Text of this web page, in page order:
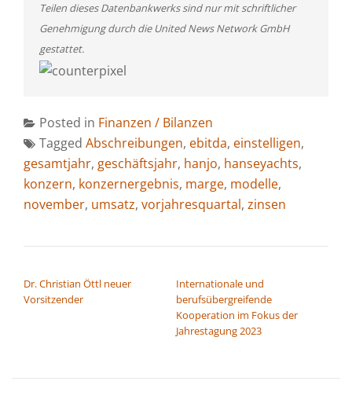
Teilen dieses Datenbankwerks sind nur mit schriftlicher
Genehmigung durch die United News Network GmbH
gestattet.
Posted in Finanzen / Bilanzen
Tagged Abschreibungen, ebitda, einstelligen,
gesamtjahr, geschäftsjahr, hanjo, hanseyachts,
konzern, konzernergebnis, marge, modelle,
november, umsatz, vorjahresquartal, zinsen
Dr. Christian Öttl neuer
Vorsitzender
Internationale und
berufsübergreifende
Kooperation im Fokus der
Jahrestagung 2023